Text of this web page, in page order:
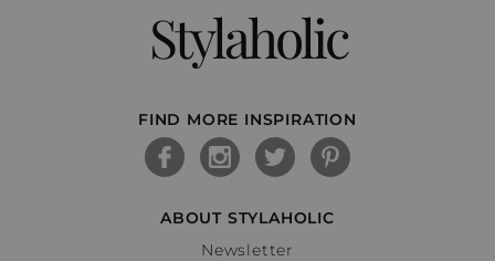
Stylaholic
FIND MORE INSPIRATION
ABOUT STYLAHOLIC
Newsletter